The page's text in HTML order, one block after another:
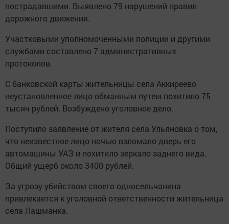
пострадавшими. Выявлено 79 нарушений правил
дорожного движения.
Участковыми уполномоченными полиции и другими
службами составлено 7 административных
протоколов.
С банковской карты жительницы села Аккиреево
неустановленное лицо обманным путем похитило 75
тысяч рублей. Возбуждено уголовное дело.
Поступило заявление от жителя села Ульяновка о том,
что неизвестное лицо ночью взломало дверь его
автомашины УАЗ и похитило зеркало заднего вида.
Общий ущерб около 3400 рублей.
За угрозу убийством своего односельчанина
привлекается к уголовной ответственности жительница
села Лашманка.